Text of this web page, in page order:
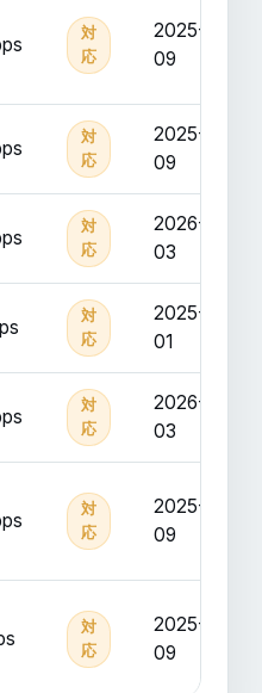
対
応
2025-
09
対
応
2025-
09
対
応
2026-
03
対
応
2025-
01
対
応
2026-
03
対
応
2025-
09
対
応
2025-
09